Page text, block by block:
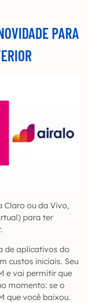
PARA
Claro ou da Vivo,
para ter
de aplicativos do
custos iniciais. Seu
e vai permitir que
momento: se o
que você baixou.